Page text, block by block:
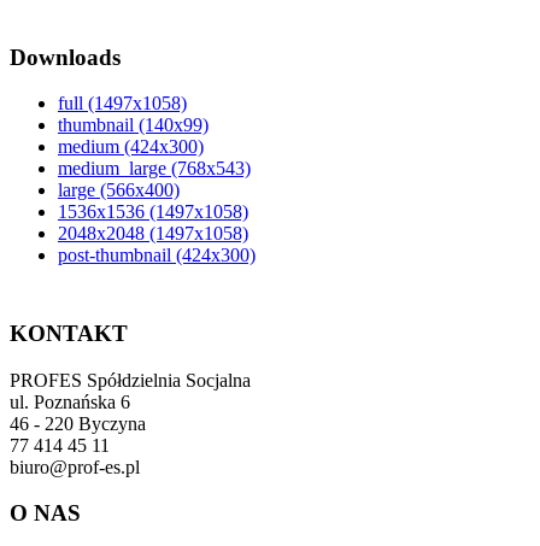
Downloads
full (1497x1058)
thumbnail (140x99)
medium (424x300)
medium_large (768x543)
large (566x400)
1536x1536 (1497x1058)
2048x2048 (1497x1058)
post-thumbnail (424x300)
KONTAKT
PROFES Spółdzielnia Socjalna
ul. Poznańska 6
46 - 220 Byczyna
77 414 45 11
biuro@prof-es.pl
O NAS